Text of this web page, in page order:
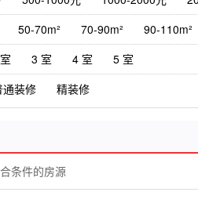
50-70m² 70-90m²
90-110m²
3 室 4 室
5 室
通装修 精装修
条件的房源